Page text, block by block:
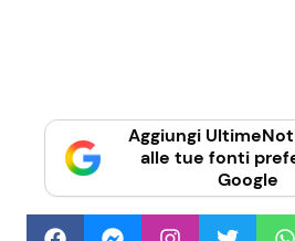
Aggiungi
alle tue fonti
Google